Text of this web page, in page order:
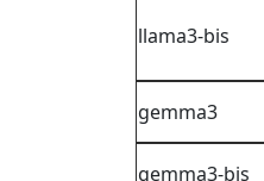
llama3-bis
gemma3
gemma3-bis